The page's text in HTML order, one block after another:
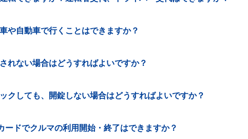
や自動車で行くことはできますか？
れない場合はどうすればよいですか？
クしても、開錠しない場合はどうすればよいですか？
ードでクルマの利用開始・終了はできますか？